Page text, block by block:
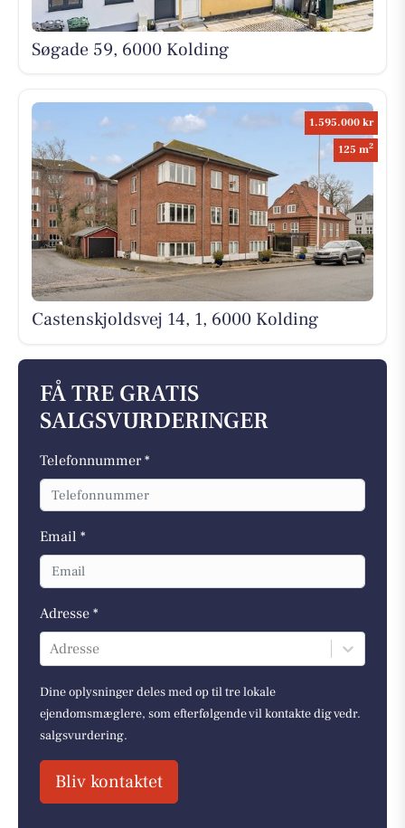
Søgade 59, 6000 Kolding
1.595.000 kr
125 m2
Castenskjoldsvej 14, 1, 6000 Kolding
FÅ TRE GRATIS
SALGSVURDERINGER
Telefonnummer *
Email *
Adresse *
Adresse
Dine oplysninger deles med op til tre lokale
ejendomsmæglere, som efterfølgende vil kontakte dig vedr.
salgsvurdering.
Bliv kontaktet